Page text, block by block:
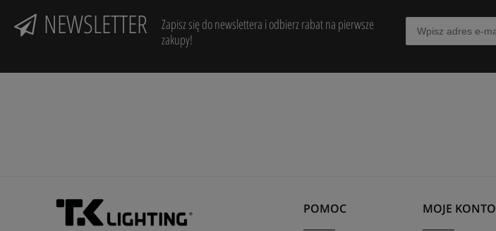
NEWSLETTER
Zapisz się do newslettera i odbierz rabat na pierwsze
zakupy!
POMOC MOJE KONTO